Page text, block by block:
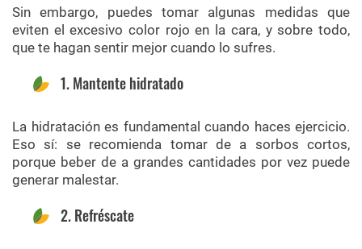
Sin embargo, puedes tomar algunas medidas que
eviten el excesivo color rojo en la cara, y sobre todo,
que te hagan sentir mejor cuando lo sufres.
1. Mantente hidratado
La hidratación es fundamental cuando haces ejercicio.
Eso sí: se recomienda tomar de a sorbos cortos,
porque beber de a grandes cantidades por vez puede
generar malestar.
2. Refréscate